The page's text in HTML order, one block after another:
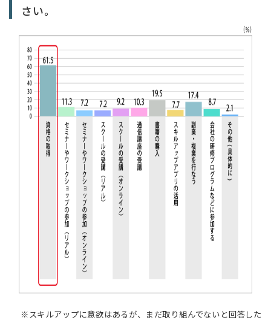
さい。
※スキルアップに意欲はあるが、まだ取り組んでないと回答した